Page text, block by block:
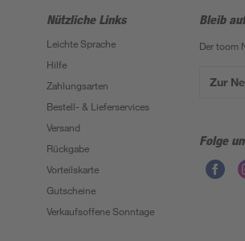
Nützliche Links
Leichte Sprache
Hilfe
Zahlungsarten
Bestell- & Lieferservices
Versand
Rückgabe
Vorteilskarte
Gutscheine
Verkaufsoffene Sonntage
Bleib
Der toom
Zur
Folge